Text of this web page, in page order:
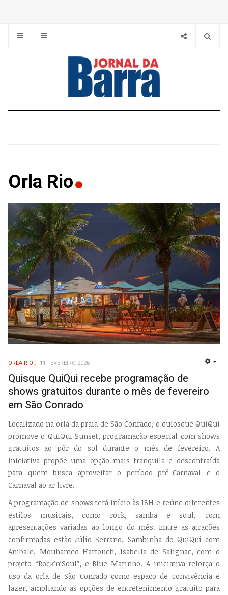
Orla Rio
ORLA RIO 11 FEVEREIRO 2026
Quisque QuiQui recebe programação de
shows gratuitos durante o mês de fevereiro
em São Conrado
Localizado na orla da praia de São Conrado, o quiosque QuiQui
promove o QuiQui Sunset, programação especial com shows
gratuitos ao pôr do sol durante o mês de fevereiro. A
iniciativa propõe uma opção mais tranquila e descontraída
para quem busca aproveitar o período pré-Carnaval e o
Carnaval ao ar livre.
A programação de shows terá início às 18H e reúne diferentes
estilos musicais, como rock, samba e soul, com
apresentações variadas ao longo do mês. Entre as atrações
confirmadas estão Júlio Serrano, Sambinha do QuiQui com
Anibale, Mouhamed Harfouch, Isabella de Salignac, com o
projeto “Rock’n’Soul”, e Blue Marinho. A iniciativa reforça o
uso da orla de São Conrado como espaço de convivência e
lazer, ampliando as opções de entretenimento gratuito para